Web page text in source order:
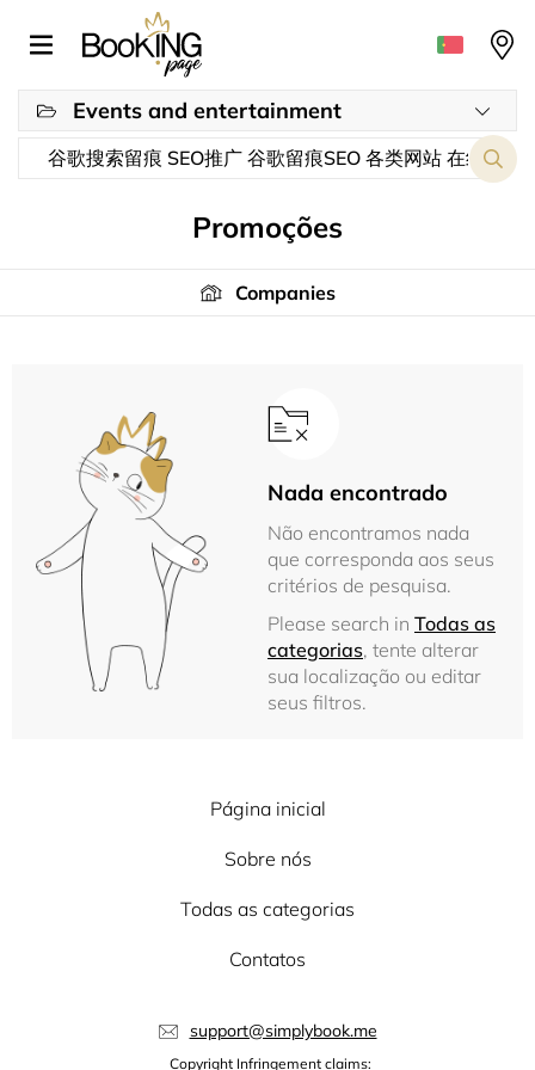
Events and entertainment
Promoções
Companies
Nada encontrado
Não encontramos nada
que corresponda aos seus
critérios de pesquisa.
Please search in Todas as
categorias, tente alterar
sua localização ou editar
seus filtros.
Página inicial
Sobre nós
Todas as categorias
Contatos
support@simplybook.me
Copyright Infringement claims: